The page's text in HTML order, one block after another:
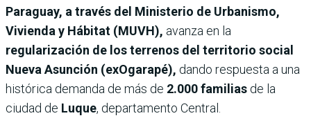
Paraguay, a través del Ministerio de Urbanismo,
Vivienda y Hábitat (MUVH), avanza en la
regularización de los terrenos del territorio social
Nueva Asunción (exOgarapé), dando respuesta a una
histórica demanda de más de 2.000 familias de la
ciudad de Luque, departamento Central.